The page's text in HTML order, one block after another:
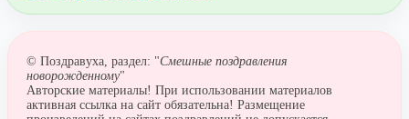
© Поздравуха, раздел: "Смешные поздравления
новорожденному"
Авторские материалы! При использовании материалов
активная ссылка на сайт обязательна! Размещение